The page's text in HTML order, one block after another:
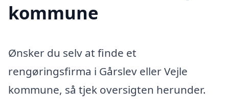
kommune
Ønsker du selv at finde et
rengøringsfirma i Gårslev eller Vejle
kommune, så tjek oversigten herunder.